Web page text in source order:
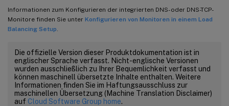
Informationen zum Konfigurieren der integrierten DNS- oder DNS-TCP-
Monitore finden Sie unter Konfigurieren von Monitoren in einem Load
Balancing Setup
Die offizielle Version dieser Produktdokumentation ist in
englischer Sprache verfasst. Nicht-englische Versionen
wurden ausschließlich zu Ihrer Bequemlichkeit verfasst und
können maschinell übersetzte Inhalte enthalten. Weitere
Informationen finden Sie im Haftungsausschluss zur
maschinellen Übersetzung (Machine Translation Disclaimer)
auf Cloud Software Group home.